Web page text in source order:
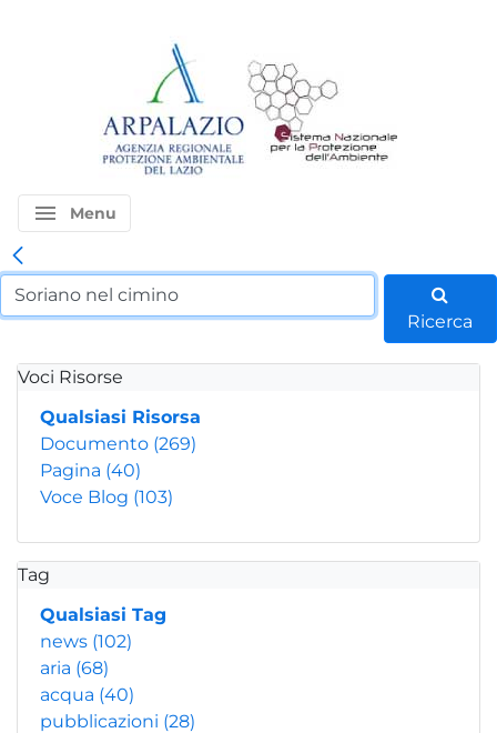
menu Menu
Ricerca
Voci Risorse
Qualsiasi Risorsa
Documento (269)
Pagina (40)
Voce Blog (103)
Tag
Qualsiasi Tag
news (102)
aria (68)
acqua (40)
pubblicazioni (28)